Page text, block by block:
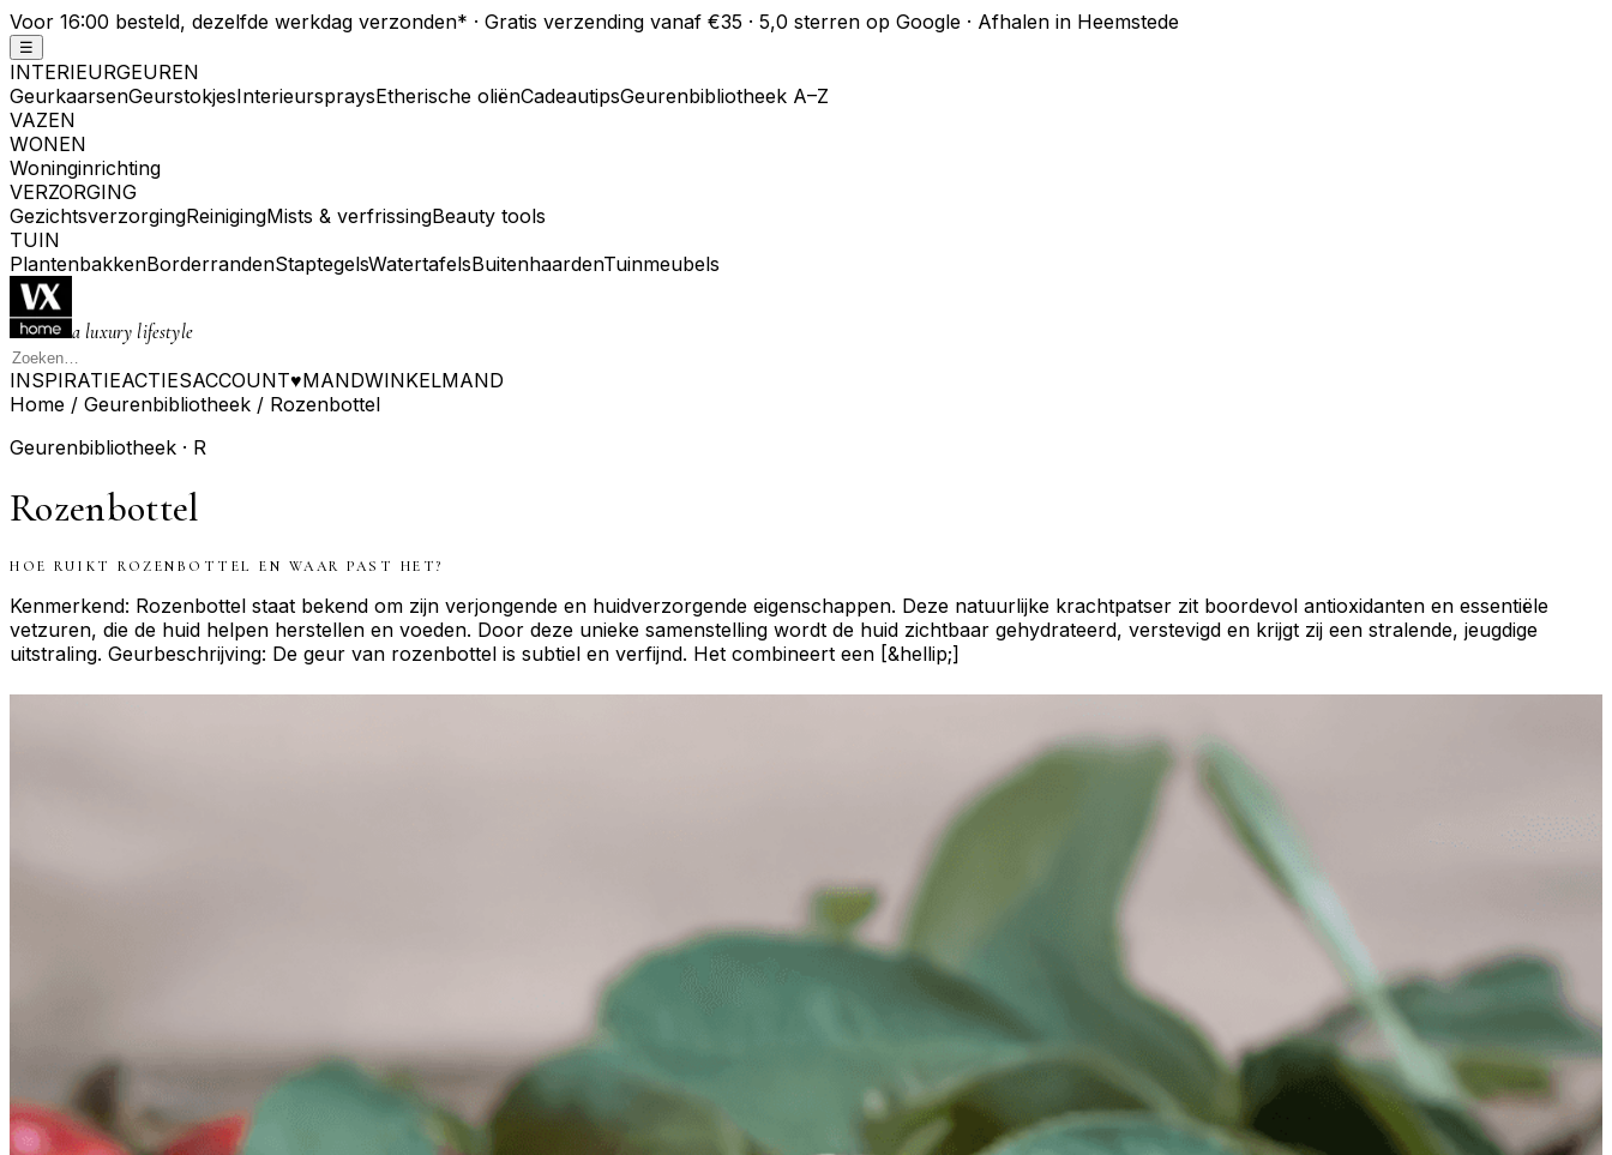
Voor 16:00 besteld, dezelfde werkdag verzonden* · Gratis verzending vanaf €35 · 5,0 sterren op Google · Afhalen in Heemstede
☰
INTERIEURGEUREN
GeurkaarsenGeurstokjesInterieurspraysEtherische oliënCadeautipsGeurenbibliotheek A–Z
VAZEN
WONEN
Woninginrichting
VERZORGING
GezichtsverzorgingReinigingMists & verfrissingBeauty tools
TUIN
PlantenbakkenBorderrandenStaptegelsWatertafelsBuitenhaardenTuinmeubels
a luxury lifestyle
INSPIRATIEACTIESACCOUNT♥MANDWINKELMAND
Home / Geurenbibliotheek / Rozenbottel
Geurenbibliotheek · R
Rozenbottel
HOE RUIKT ROZENBOTTEL EN WAAR PAST HET?
Kenmerkend: Rozenbottel staat bekend om zijn verjongende en huidverzorgende eigenschappen. Deze natuurlijke krachtpatser zit boordevol antioxidanten en essentiële
vetzuren, die de huid helpen herstellen en voeden. Door deze unieke samenstelling wordt de huid zichtbaar gehydrateerd, verstevigd en krijgt zij een stralende, jeugdige
uitstraling. Geurbeschrijving: De geur van rozenbottel is subtiel en verfijnd. Het combineert een [&hellip;]